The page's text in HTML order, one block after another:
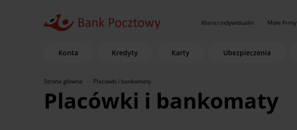
Klienci indywidualni Małe firmy
Konta Kredyty Karty Ubezpieczenia
Strona główna Placówki i bankomaty
Placówki i bankomaty